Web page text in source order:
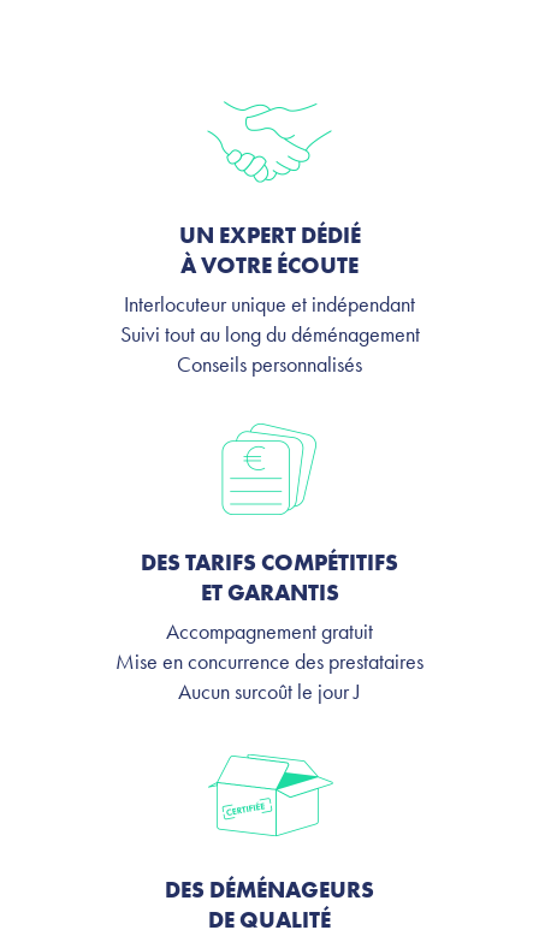
UN EXPERT DÉDIÉ
À VOTRE ÉCOUTE
Interlocuteur unique et indépendant
Suivi tout au long du déménagement
Conseils personnalisés
DES TARIFS COMPÉTITIFS
ET GARANTIS
Accompagnement gratuit
Mise en concurrence des prestataires
Aucun surcoût le jour J
DES DÉMÉNAGEURS
DE QUALITÉ